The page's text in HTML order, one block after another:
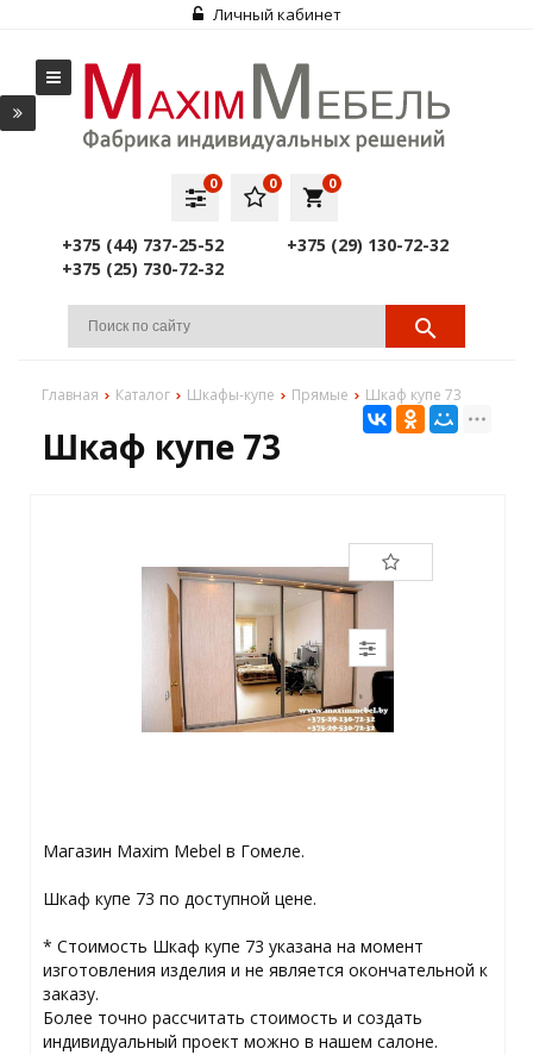
Личный кабинет
local_grocery_store
0
0
0
+375 (44) 737-25-52
+375 (29) 130-72-32
+375 (25) 730-72-32
Главная Каталог Шкафы-купе Прямые Шкаф купе 73
Шкаф купе 73
Магазин Maxim Mebel в Гомеле.
Шкаф купе 73 по доступной цене.
* Стоимость Шкаф купе 73 указана на момент
изготовления изделия и не является окончательной к
заказу.
Более точно рассчитать стоимость и создать
индивидуальный проект можно в нашем салоне.